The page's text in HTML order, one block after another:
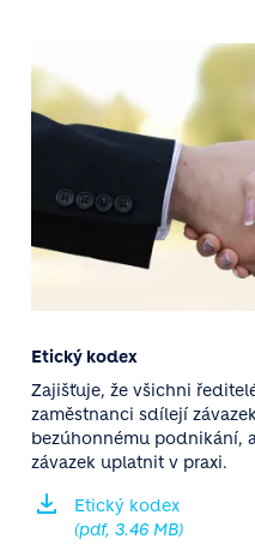
Etický kodex
Zajišťuje, že všichni
zaměstnanci sdílejí
bezúhonnému podnikání,
závazek uplatnit v praxi.
Etický kodex
(pdf, 3.46 MB)